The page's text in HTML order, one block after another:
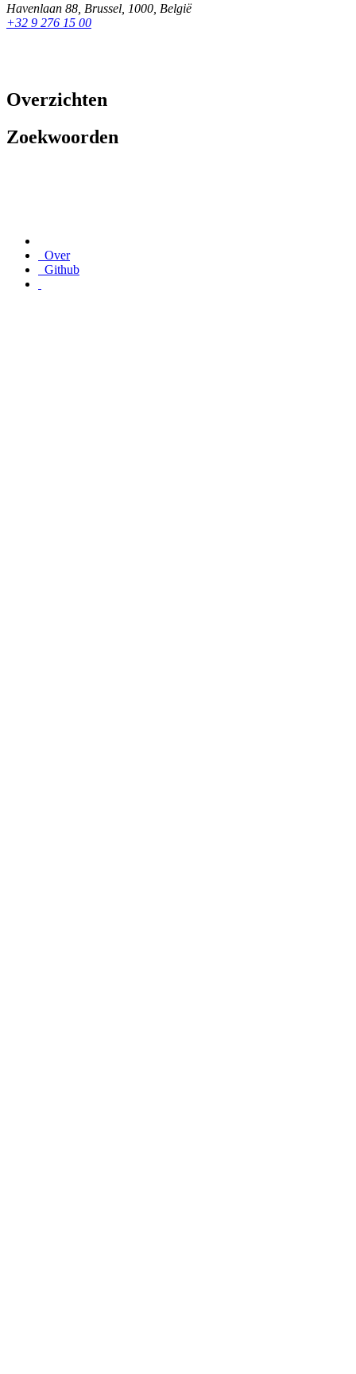
Havenlaan 88 Brussel 1000 België
+32 9 276 15 00
Overzichten
Zoekwoorden
Over
Github